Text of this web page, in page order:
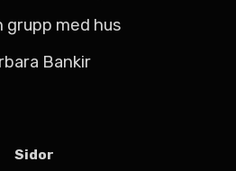
grupp med hus
Bankir
Sidor